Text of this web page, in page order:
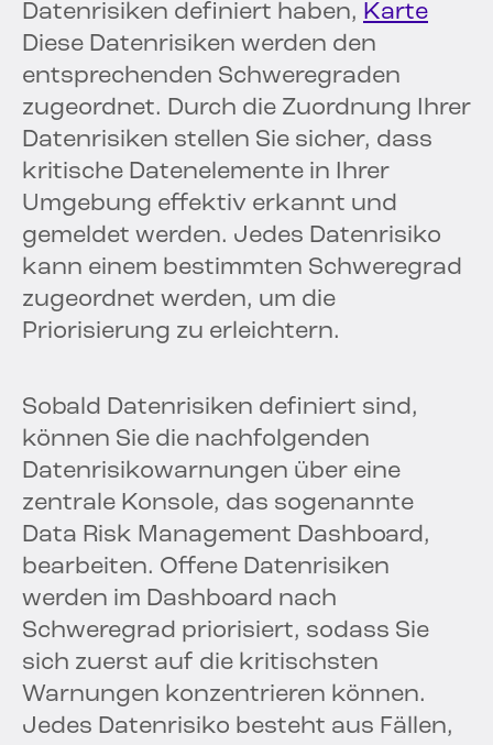
Datenrisiken definiert haben, Karte
Diese Datenrisiken werden den
entsprechenden Schweregraden
zugeordnet. Durch die Zuordnung Ihrer
Datenrisiken stellen Sie sicher, dass
kritische Datenelemente in Ihrer
Umgebung effektiv erkannt und
gemeldet werden. Jedes Datenrisiko
kann einem bestimmten Schweregrad
zugeordnet werden, um die
Priorisierung zu erleichtern.
Sobald Datenrisiken definiert sind,
können Sie die nachfolgenden
Datenrisikowarnungen über eine
zentrale Konsole, das sogenannte
Data Risk Management Dashboard,
bearbeiten. Offene Datenrisiken
werden im Dashboard nach
Schweregrad priorisiert, sodass Sie
sich zuerst auf die kritischsten
Warnungen konzentrieren können.
Jedes Datenrisiko besteht aus Fällen,